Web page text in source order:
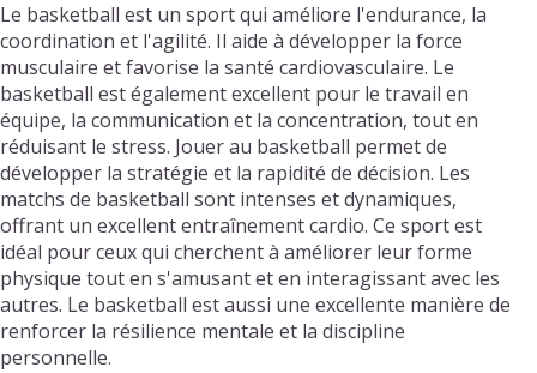
Le basketball est un sport qui améliore l'endurance, la
coordination et l'agilité. Il aide à développer la force
musculaire et favorise la santé cardiovasculaire. Le
basketball est également excellent pour le travail en
équipe, la communication et la concentration, tout en
réduisant le stress. Jouer au basketball permet de
développer la stratégie et la rapidité de décision. Les
matchs de basketball sont intenses et dynamiques,
offrant un excellent entraînement cardio. Ce sport est
idéal pour ceux qui cherchent à améliorer leur forme
physique tout en s'amusant et en interagissant avec les
autres. Le basketball est aussi une excellente manière de
renforcer la résilience mentale et la discipline
personnelle.